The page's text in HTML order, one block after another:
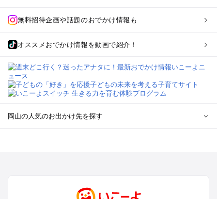
無料招待企画や話題のおでかけ情報も
オススメおでかけ情報を動画で紹介！
岡山の人気のお出かけ先を探す
高梁・新見・吉備高原のプールお出かけ